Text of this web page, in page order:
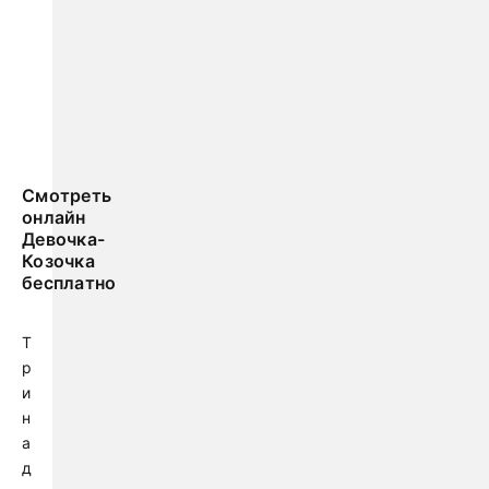
Смотреть
онлайн
Девочка-
Козочка
бесплатно
Т
р
и
н
а
д